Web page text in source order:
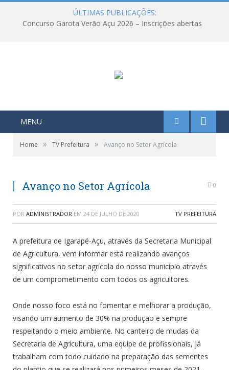
ÚLTIMAS PUBLICAÇÕES:
Concurso Garota Verão Açu 2026 – Inscrições abertas
MENU
Home » TV Prefeitura » Avanço no Setor Agrícola
Avanço no Setor Agrícola 0
POR ADMINISTRADOR EM 24 DE JULHO DE 2020 TV PREFEITURA
A prefeitura de Igarapé-Açu, através da Secretaria Municipal
de Agricultura, vem informar está realizando avanços
significativos no setor agrícola do nosso município através
de um comprometimento com todos os agricultores.
Onde nosso foco está no fomentar e melhorar a produção,
visando um aumento de 30% na produção e sempre
respeitando o meio ambiente. No canteiro de mudas da
Secretaria de Agricultura, uma equipe de profissionais, já
trabalham com todo cuidado na preparação das sementes